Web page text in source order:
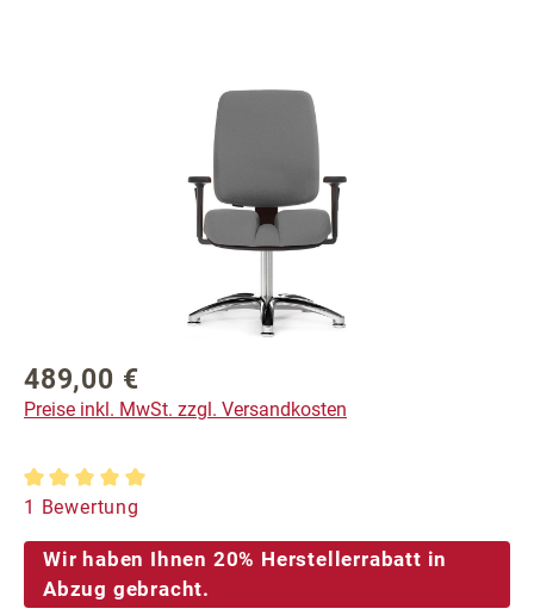
Bildergalerie überspringen
Regulärer Preis:
489,00 €
Preise inkl. MwSt. zzgl. Versandkosten
Durchschnittliche Bewertung von 5 von 5 Sternen
1 Bewertung
Wir haben Ihnen 20% Herstellerrabatt in
Abzug gebracht.